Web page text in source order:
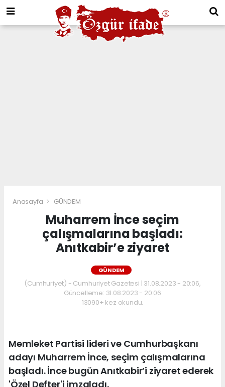
Anasayfa GÜNDEM
Muharrem İnce seçim
çalışmalarına başladı:
Anıtkabir’e ziyaret
GÜNDEM
(Cumhuriyet) - Cumhuriyet Gazetesi | 31.08.2023 - 20:06,
Güncelleme: 31.08.2023 - 20:06
13090+ kez okundu.
Memleket Partisi lideri ve Cumhurbaşkanı
adayı Muharrem İnce, seçim çalışmalarına
başladı. İnce bugün Anıtkabir’i ziyaret ederek
'Özel Defter'i imzaladı.